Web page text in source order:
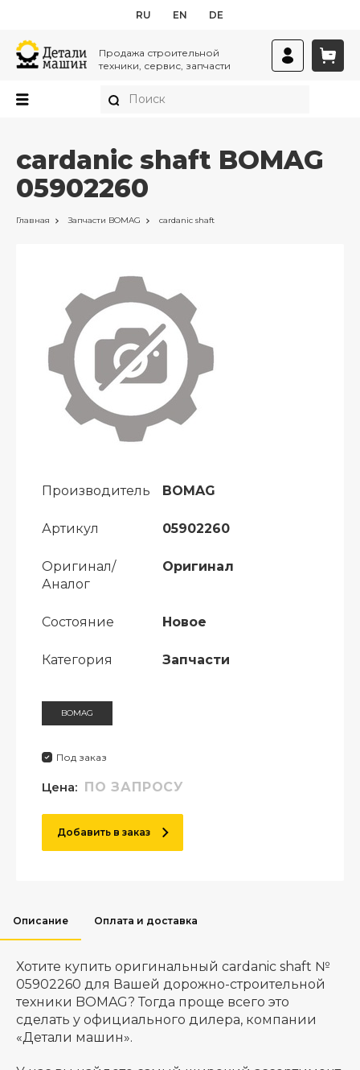
RU EN DE
Продажа строительной
техники, сервис, запчасти
cardanic shaft BOMAG
05902260
Главная Запчасти BOMAG cardanic shaft
Производитель BOMAG
Артикул 05902260
Оригинал/
Аналог
Оригинал
Состояние Новое
Категория Запчасти
BOMAG
Под заказ
Цена: ПО ЗАПРОСУ
Добавить в заказ
Описание Оплата и доставка
Хотите купить оригинальный cardanic shaft №
05902260 для Вашей дорожно-строительной
техники BOMAG? Тогда проще всего это
сделать у официального дилера, компании
«Детали машин».